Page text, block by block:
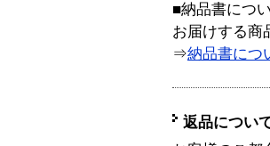
■納品書につ
お届けする商
⇒納品書につ
返品につい